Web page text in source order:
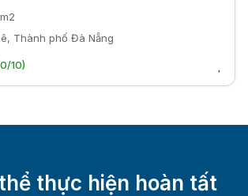
Thành phố Đà Nẵng
10)
thực hiện hoàn tất